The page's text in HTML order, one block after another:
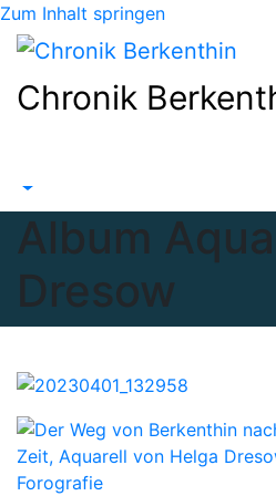
Zum Inhalt springen
Chronik
Album
Dresow